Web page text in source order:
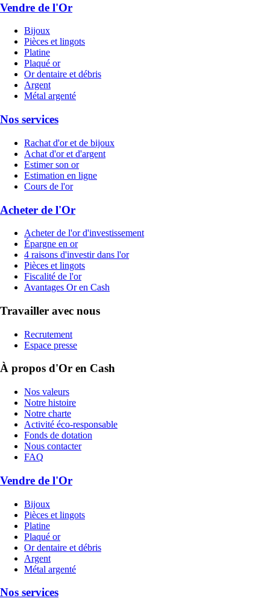
Vendre de l'Or
Bijoux
Pièces et lingots
Platine
Plaqué or
Or dentaire et débris
Argent
Métal argenté
Nos services
Rachat d'or et de bijoux
Achat d'or et d'argent
Estimer son or
Estimation en ligne
Cours de l'or
Acheter de l'Or
Acheter de l'or d'investissement
Épargne en or
4 raisons d'investir dans l'or
Pièces et lingots
Fiscalité de l'or
Avantages Or en Cash
Travailler avec nous
Recrutement
Espace presse
À propos d'Or en Cash
Nos valeurs
Notre histoire
Notre charte
Activité éco-responsable
Fonds de dotation
Nous contacter
FAQ
Vendre de l'Or
Bijoux
Pièces et lingots
Platine
Plaqué or
Or dentaire et débris
Argent
Métal argenté
Nos services